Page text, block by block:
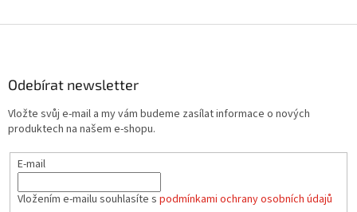
Odebírat newsletter
Vložte svůj e-mail a my vám budeme zasílat informace o nových
produktech na našem e-shopu.
E-mail
Vložením e-mailu souhlasíte s podmínkami ochrany osobních údajů